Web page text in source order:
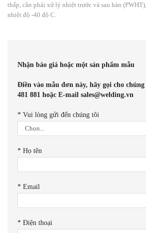
thấp, cần phải xử lý nhiệt trước và sau hàn
nhiệt độ -40 độ C.
Nhận báo giá hoặc một sản phẩm mẫu
Điền vào mẫu đơn này, hãy gọi cho
481 881 hoặc E-mail sales@welding.vn
* Vui lòng gửi đến chúng tôi
* Họ tên
* Email
* Điện thoại